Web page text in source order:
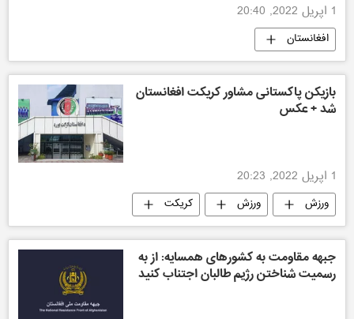
1 اپریل 2022, 20:40
افغانستان
بازیکن پاکستانی مشاور کریکت افغانستان
شد + عکس
1 اپریل 2022, 20:23
ورزش ورزش کریکت
جبهه مقاومت به کشورهای همسایه: از به
رسمیت شناختن رژیم طالبان اجتناب کنید